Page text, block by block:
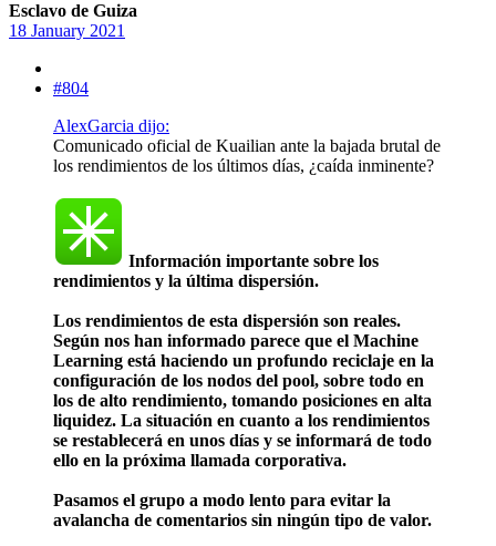
Esclavo de Guiza
18 January 2021
#804
AlexGarcia dijo:
Comunicado oficial de Kuailian ante la bajada brutal de
los rendimientos de los últimos días, ¿caída inminente?
Información importante sobre los
rendimientos y la última dispersión.
Los rendimientos de esta dispersión son reales.
Según nos han informado parece que el Machine
Learning está haciendo un profundo reciclaje en la
configuración de los nodos del pool, sobre todo en
los de alto rendimiento, tomando posiciones en alta
liquidez. La situación en cuanto a los rendimientos
se restablecerá en unos días y se informará de todo
ello en la próxima llamada corporativa.
Pasamos el grupo a modo lento para evitar la
avalancha de comentarios sin ningún tipo de valor.